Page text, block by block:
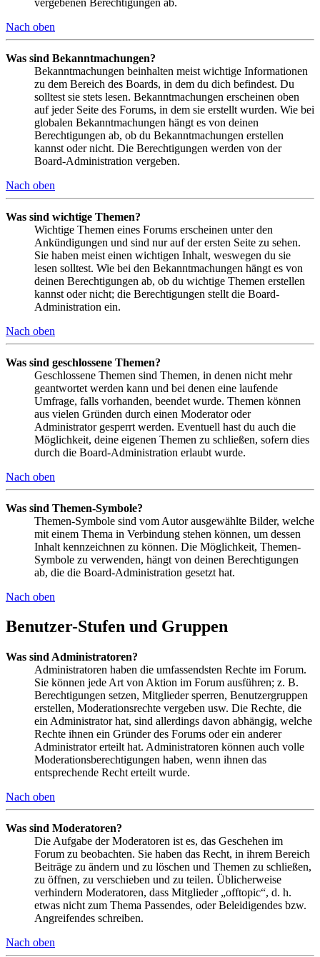
Nach oben
Was sind Bekanntmachungen?
Bekanntmachungen beinhalten meist wichtige Informationen
zu dem Bereich des Boards, in dem du dich befindest. Du
solltest sie stets lesen. Bekanntmachungen erscheinen oben
auf jeder Seite des Forums, in dem sie erstellt wurden. Wie bei
globalen Bekanntmachungen hängt es von deinen
Berechtigungen ab, ob du Bekanntmachungen erstellen
kannst oder nicht. Die Berechtigungen werden von der
Board-Administration vergeben.
Nach oben
Was sind wichtige Themen?
Wichtige Themen eines Forums erscheinen unter den
Ankündigungen und sind nur auf der ersten Seite zu sehen.
Sie haben meist einen wichtigen Inhalt, weswegen du sie
lesen solltest. Wie bei den Bekanntmachungen hängt es von
deinen Berechtigungen ab, ob du wichtige Themen erstellen
kannst oder nicht; die Berechtigungen stellt die Board-
Administration ein.
Nach oben
Was sind geschlossene Themen?
Geschlossene Themen sind Themen, in denen nicht mehr
geantwortet werden kann und bei denen eine laufende
Umfrage, falls vorhanden, beendet wurde. Themen können
aus vielen Gründen durch einen Moderator oder
Administrator gesperrt werden. Eventuell hast du auch die
Möglichkeit, deine eigenen Themen zu schließen, sofern dies
durch die Board-Administration erlaubt wurde.
Nach oben
Was sind Themen-Symbole?
Themen-Symbole sind vom Autor ausgewählte Bilder, welche
mit einem Thema in Verbindung stehen können, um dessen
Inhalt kennzeichnen zu können. Die Möglichkeit, Themen-
Symbole zu verwenden, hängt von deinen Berechtigungen
ab, die die Board-Administration gesetzt hat.
Nach oben
Benutzer-Stufen und Gruppen
Was sind Administratoren?
Administratoren haben die umfassendsten Rechte im Forum.
Sie können jede Art von Aktion im Forum ausführen; z. B.
Berechtigungen setzen, Mitglieder sperren, Benutzergruppen
erstellen, Moderationsrechte vergeben usw. Die Rechte, die
ein Administrator hat, sind allerdings davon abhängig, welche
Rechte ihnen ein Gründer des Forums oder ein anderer
Administrator erteilt hat. Administratoren können auch volle
Moderationsberechtigungen haben, wenn ihnen das
entsprechende Recht erteilt wurde.
Nach oben
Was sind Moderatoren?
Die Aufgabe der Moderatoren ist es, das Geschehen im
Forum zu beobachten. Sie haben das Recht, in ihrem Bereich
Beiträge zu ändern und zu löschen und Themen zu schließen,
zu öffnen, zu verschieben und zu teilen. Üblicherweise
verhindern Moderatoren, dass Mitglieder „offtopic“, d. h.
etwas nicht zum Thema Passendes, oder Beleidigendes bzw.
Angreifendes schreiben.
Nach oben